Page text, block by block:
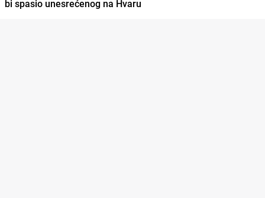
bi spasio unesrećenog na Hvaru